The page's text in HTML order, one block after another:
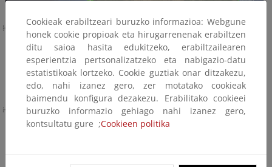
Cookieak erabiltzeari buruzko informazioa: Webgune
honek cookie propioak eta hirugarrenenak erabiltzen
ditu saioa hasita edukitzeko, erabiltzailearen
esperientzia pertsonalizatzeko eta nabigazio-datu
estatistikoak lortzeko. Cookie guztiak onar ditzakezu,
edo, nahi izanez gero, zer motatako cookieak
baimendu konfigura dezakezu. Erabilitako cookieei
buruzko informazio gehiago nahi izanez gero,
kontsultatu gure ;Cookieen politika